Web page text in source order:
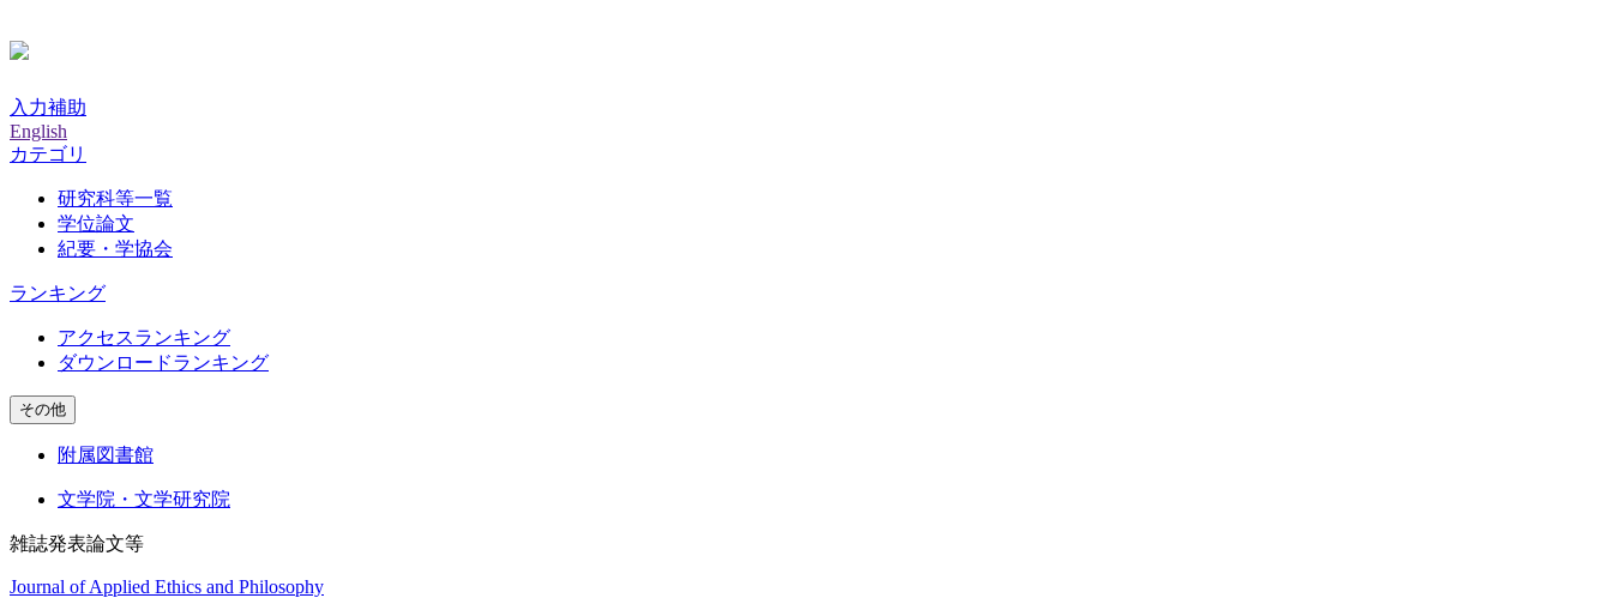
入力補助
English
カテゴリ
研究科等一覧
学位論文
紀要・学協会
ランキング
アクセスランキング
ダウンロードランキング
その他
附属図書館
文学院・文学研究院
雑誌発表論文等
Journal of Applied Ethics and Philosophy